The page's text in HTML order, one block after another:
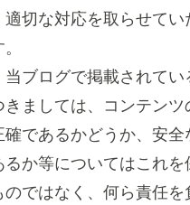
適切な対応を取らせてい
当ブログで掲載されてい
きましては、コンテンツ
確であるかどうか、安全
るか等についてはこれを
のではなく、何ら責任を